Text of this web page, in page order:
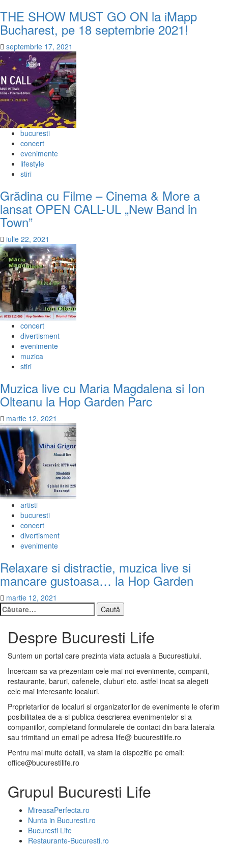
THE SHOW MUST GO ON la iMapp
Bucharest, pe 18 septembrie 2021!
septembrie 17, 2021
bucuresti
concert
evenimente
lifestyle
stiri
Grădina cu Filme – Cinema & More a
lansat OPEN CALL-UL „New Band in
Town”
iulie 22, 2021
concert
divertisment
evenimente
muzica
stiri
Muzica live cu Maria Magdalena si Ion
Olteanu la Hop Garden Parc
martie 12, 2021
artisti
bucuresti
concert
divertisment
evenimente
Relaxare si distractie, muzica live si
mancare gustoasa… la Hop Garden
martie 12, 2021
Caută
după:
Despre Bucuresti Life
Suntem un portal care prezinta viata actuala a Bucurestiului.
Incercam sa va prezentam cele mai noi evenimente, companii,
restaurante, baruri, cafenele, cluburi etc. astfel incat sa alegeti
cele mai interesante localuri.
Proprietarilor de localuri si organizatorilor de evenimente le oferim
posibilitatea de a-si publica descrierea evenimentelor si a
companiilor, completand formularele de contact din bara laterala
sau trimitand un email pe adresa life@ bucurestilife.ro
Pentru mai multe detalii, va stam la dispozitie pe email:
office@bucurestilife.ro
Grupul Bucuresti Life
MireasaPerfecta.ro
Nunta in Bucuresti.ro
Bucuresti Life
Restaurante-Bucuresti.ro